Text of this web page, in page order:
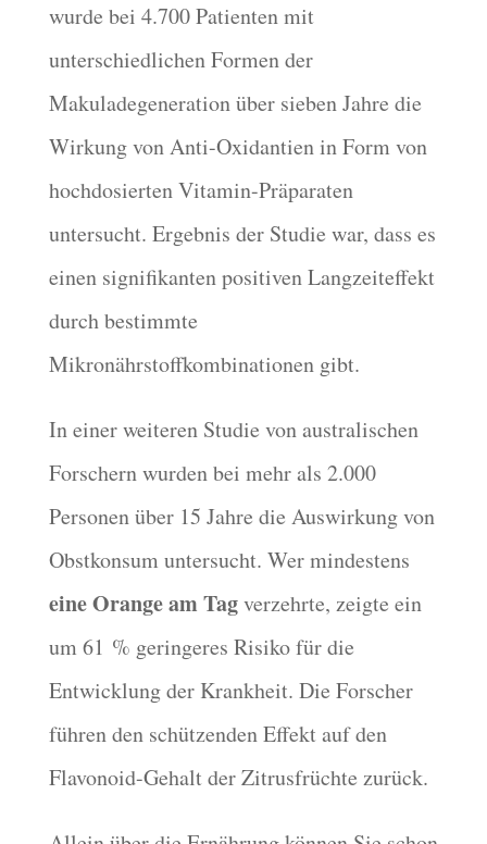
wurde bei 4.700 Patienten mit
unterschiedlichen Formen der
Makuladegeneration über sieben Jahre die
Wirkung von Anti-Oxidantien in Form von
hochdosierten Vitamin-Präparaten
untersucht. Ergebnis der Studie war, dass es
einen signifikanten positiven Langzeiteffekt
durch bestimmte
Mikronährstoffkombinationen gibt.
In einer weiteren Studie von australischen
Forschern wurden bei mehr als 2.000
Personen über 15 Jahre die Auswirkung von
Obstkonsum untersucht. Wer mindestens
eine Orange am Tagverzehrte, zeigte ein
um 61 % geringeres Risiko für die
Entwicklung der Krankheit. Die Forscher
führen den schützenden Effekt auf den
Flavonoid-Gehalt der Zitrusfrüchte zurück.